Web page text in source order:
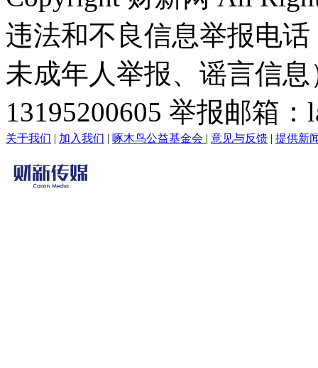
违法和不良信息举报电
未成年人举报、谣言信
13195200605 举报邮箱
关于我们 | 加入我们 | 啄木鸟公益基金会 | 意见与反馈 | 提供新